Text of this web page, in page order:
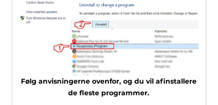
Følg anvisningerne ovenfor, og du vil afinstallere
de fleste programmer.